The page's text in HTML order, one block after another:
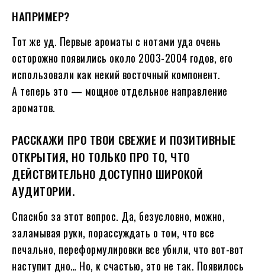
НАПРИМЕР?
Тот же уд. Первые ароматы с нотами уда очень
осторожно появились около 2003-2004 годов, его
использовали как некий восточный компонент.
А теперь это — мощное отдельное направление
ароматов.
РАССКАЖИ ПРО ТВОИ СВЕЖИЕ И ПОЗИТИВНЫЕ
ОТКРЫТИЯ, НО ТОЛЬКО ПРО ТО, ЧТО
ДЕЙСТВИТЕЛЬНО ДОСТУПНО ШИРОКОЙ
АУДИТОРИИ.
Спасибо за этот вопрос. Да, безусловно, можно,
заламывая руки, порассуждать о том, что все
печально, переформулировки все убили, что вот-вот
наступит дно… Но, к счастью, это не так. Появилось